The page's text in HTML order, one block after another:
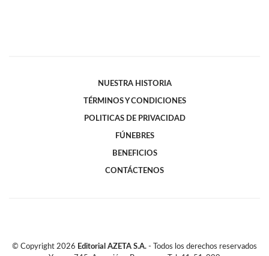
NUESTRA HISTORIA
TÉRMINOS Y CONDICIONES
POLITICAS DE PRIVACIDAD
FÚNEBRES
BENEFICIOS
CONTÁCTENOS
© Copyright 2026 Editorial AZETA S.A. - Todos los derechos reservados